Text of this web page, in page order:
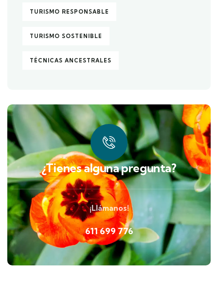
TURISMO RESPONSABLE
TURISMO SOSTENIBLE
TÉCNICAS ANCESTRALES
¿Tienes alguna pregunta?
¡Llámanos!
611 699 776